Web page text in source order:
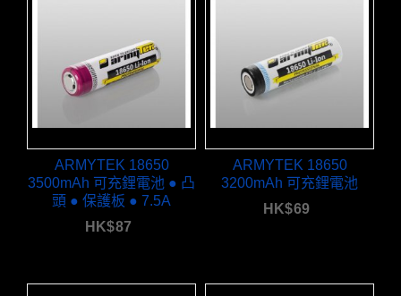
ARMYTEK 18650
3500mAh 可充鋰電池 ● 凸
頭 ● 保護板 ● 7.5A
HK$87
ARMYTEK 18650
3200mAh 可充鋰電池
HK$69